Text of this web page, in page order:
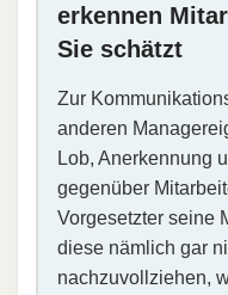
erkennen
Sie schätzt
Zur
anderen
Lob, Anerkennung
gegenüber
Vorgesetzter seine
diese nämlich gar
nachzuvollziehen,